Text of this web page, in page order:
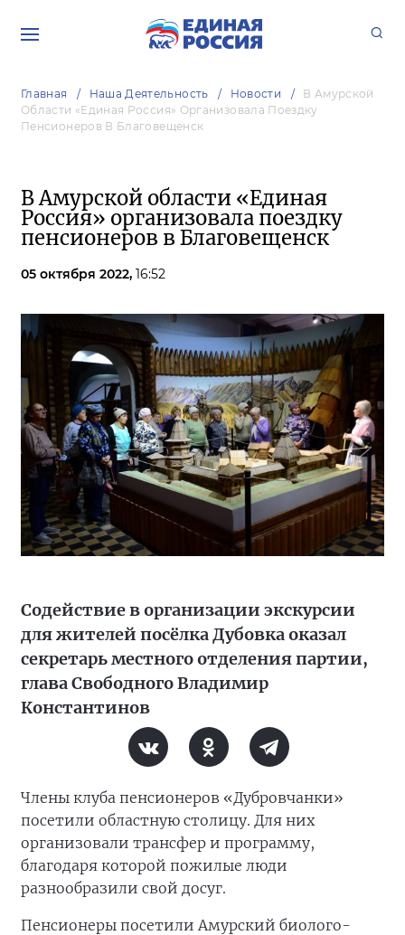
Главная Наша Деятельность Новости
В Амурской
Области «Единая Россия» Организовала Поездку
Пенсионеров В Благовещенск
В Амурской области «Единая
Россия» организовала поездку
пенсионеров в Благовещенск
05 октября 2022, 16:52
Содействие в организации экскурсии
для жителей посёлка Дубовка оказал
секретарь местного отделения партии,
глава Свободного Владимир
Константинов
Члены клуба пенсионеров «Дубровчанки»
посетили областную столицу. Для них
организовали трансфер и программу,
благодаря которой пожилые люди
разнообразили свой досуг.
Пенсионеры посетили Амурский биолого-